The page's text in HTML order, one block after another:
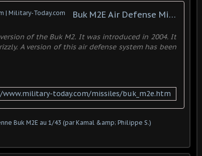
Buk M2E Air Defense Missile System | Military-Today.com
of the Buk M2. It was introduced in 2004. It
A version of this air defense system has been
today.com/missiles/buk_m2e.htm